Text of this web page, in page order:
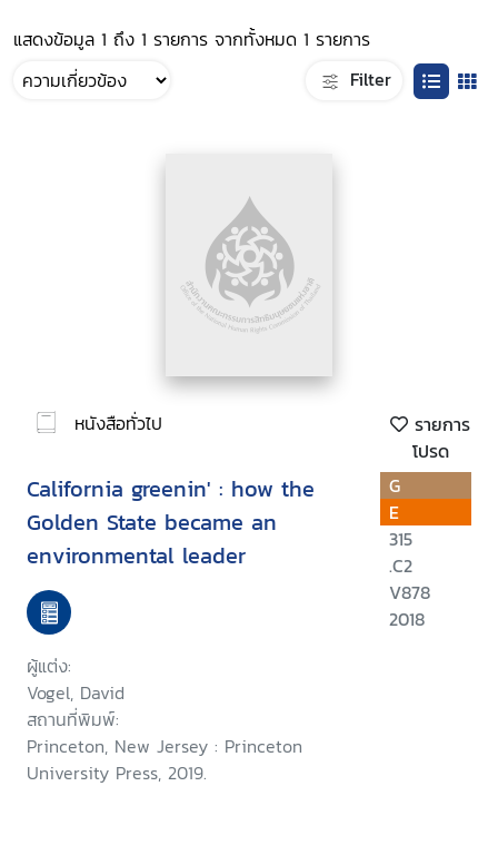
แสดงข้อมูล 1 ถึง 1 รายการ จากทั้งหมด 1 รายการ
Filter
หนังสือทั่วไป
รายการ
โปรด
California greenin' : how the
Golden State became an
environmental leader
ผู้แต่ง:
Vogel, David
สถานที่พิมพ์:
Princeton, New Jersey : Princeton
University Press, 2019.
G
E
315
.C2
V878
2018